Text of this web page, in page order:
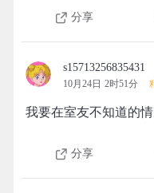
分享
s15713256835431
10月24日 2时51分
我要在室友不知道的
分享